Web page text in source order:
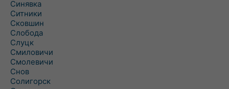
Синявка
Ситники
Сковшин
Слобода
Слуцк
Смиловичи
Смолевичи
Снов
Солигорск